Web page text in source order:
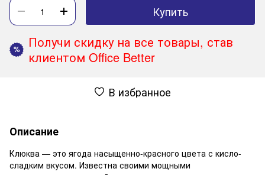
Купить
%
Получи скидку на все товары, став
клиентом Office Better
В избранное
Описание
Клюква — это ягода насыщенно-красного цвета с кисло-
сладким вкусом. Известна своими мощными